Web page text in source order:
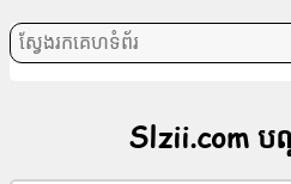
ណ្តា​
ញ​
Slzii.com ប​